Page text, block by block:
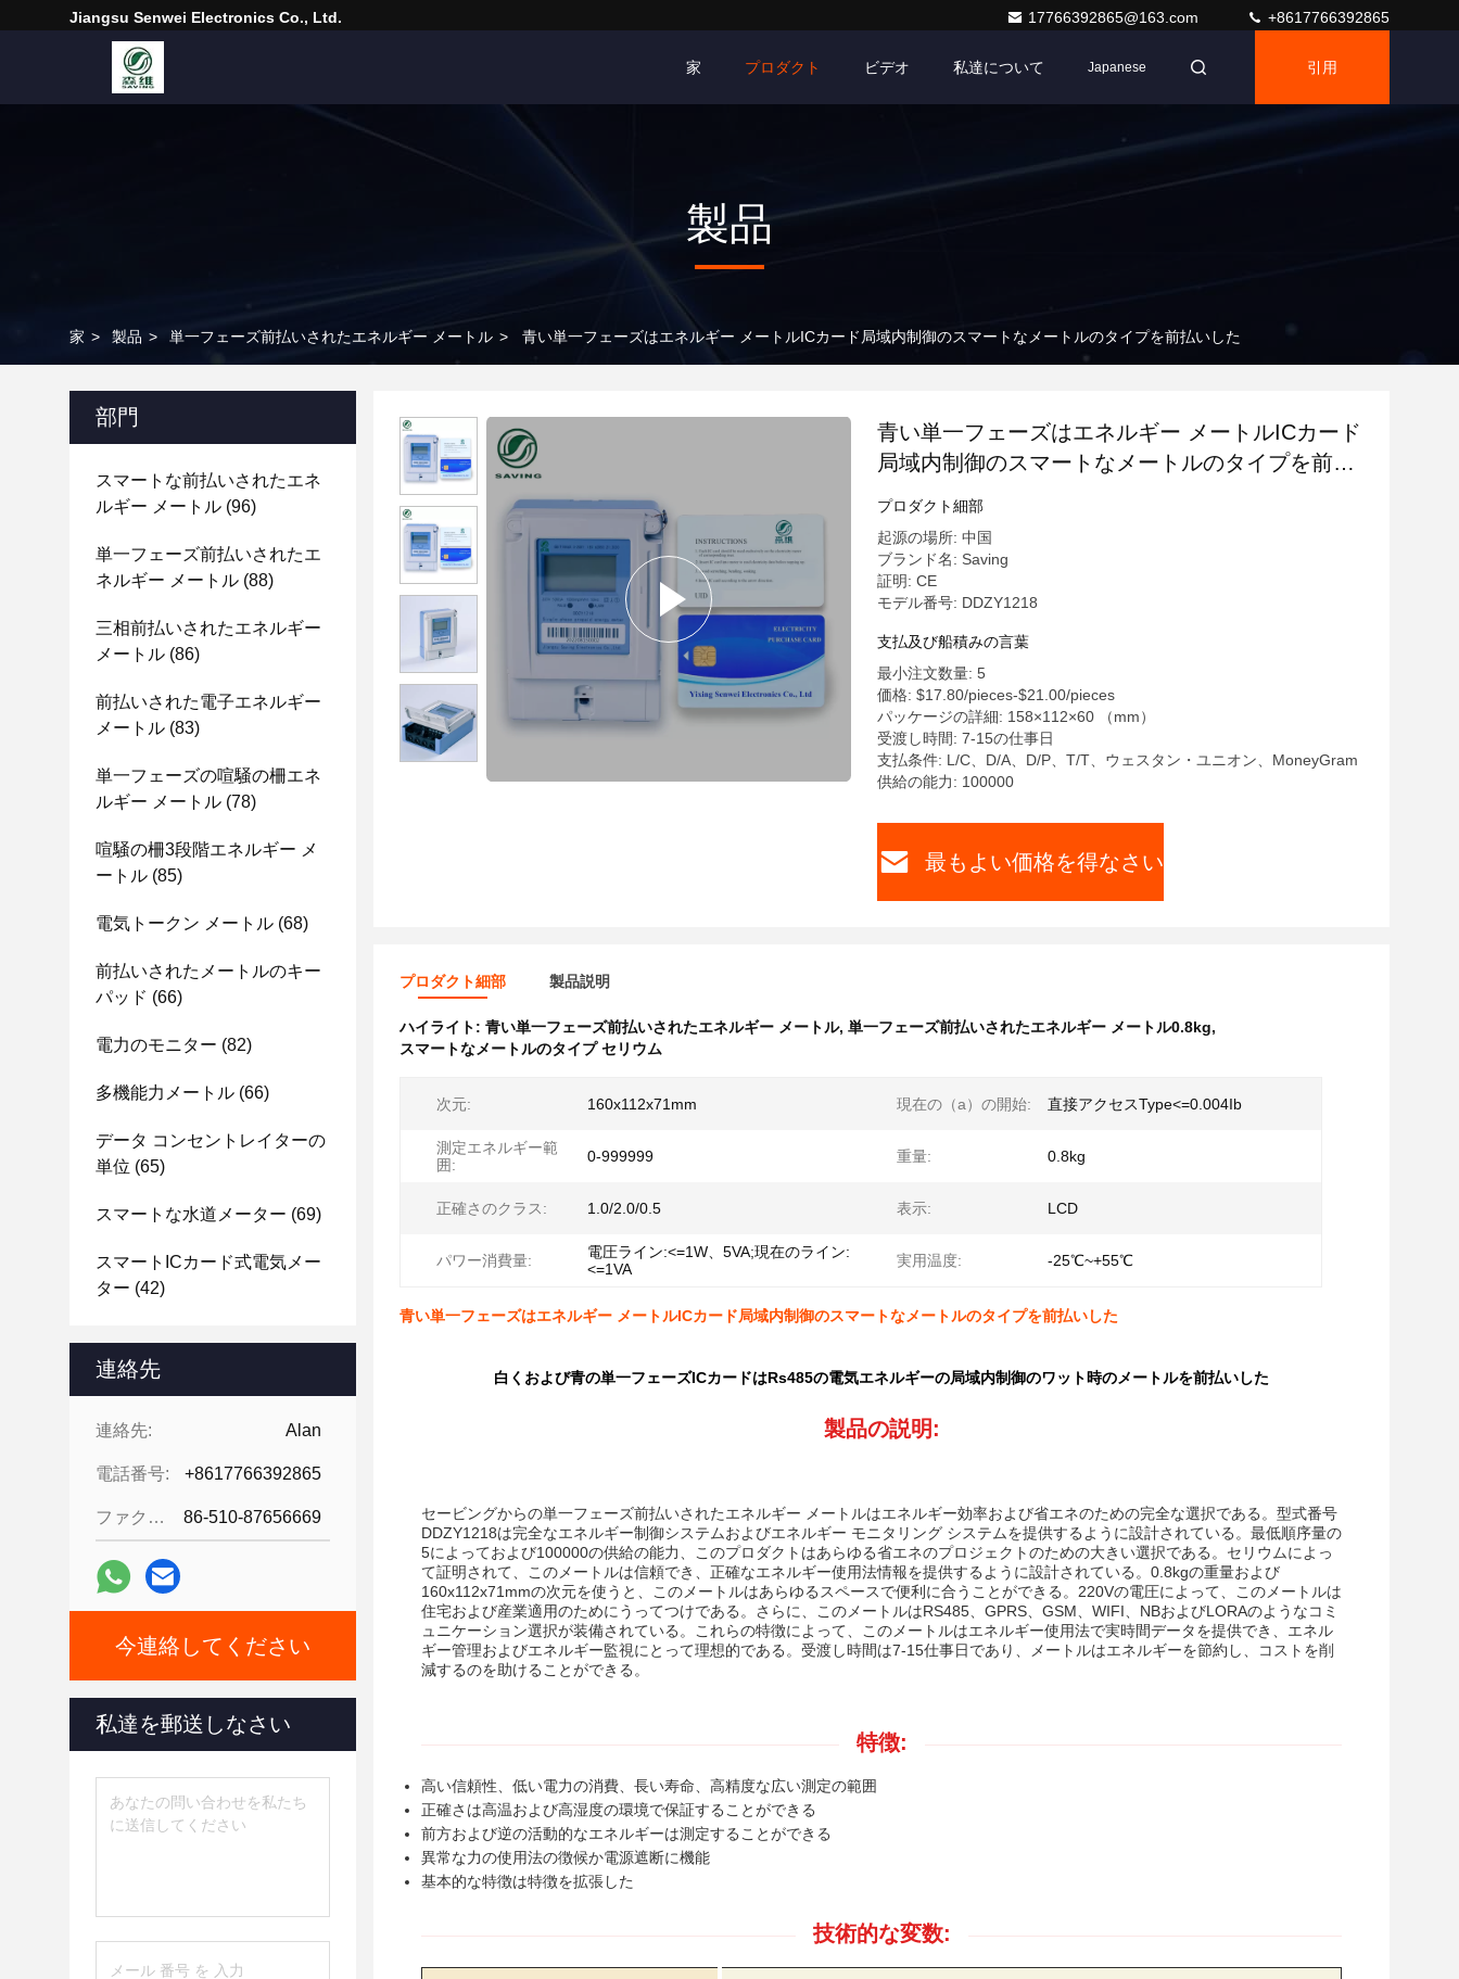
Jiangsu Senwei Electronics Co., Ltd. 17766392865@163.com +8617766392865
家 プロダクト ビデオ 私達について Japanese 引用
製品
家 > 製品 > 単一フェーズ前払いされたエネルギー メートル > 青い単一フェーズはエネルギー メートルICカード局域内制御のスマートなメートルのタイプを前払いした
部門
スマートな前払いされたエネ
ルギー メートル (96)
単一フェーズ前払いされたエ
ネルギー メートル (88)
三相前払いされたエネルギー
メートル (86)
前払いされた電子エネルギー
メートル (83)
単一フェーズの喧騒の柵エネ
ルギー メートル (78)
喧騒の柵3段階エネルギー メ
ートル (85)
電気トークン メートル (68)
前払いされたメートルのキー
パッド (66)
電力のモニター (82)
多機能力メートル (66)
データ コンセントレイターの
単位 (65)
スマートな水道メーター (69)
スマートICカード式電気メー
ター (42)
連絡先
連絡先: Alan
電話番号: +8617766392865
ファクシミリ: 86-510-87656669
今連絡してください
私達を郵送しなさい
青い単一フェーズはエネルギー メートルICカード
局域内制御のスマートなメートルのタイプを前払
いした
プロダクト細部
起源の場所: 中国
ブランド名: Saving
証明: CE
モデル番号: DDZY1218
支払及び船積みの言葉
最小注文数量: 5
価格: $17.80/pieces-$21.00/pieces
パッケージの詳細: 158×112×60 （mm）
受渡し時間: 7-15の仕事日
支払条件: L/C、D/A、D/P、T/T、ウェスタン・ユニオン、MoneyGram
供給の能力: 100000
最もよい価格を得なさい
プロダクト細部 製品説明
ハイライト: 青い単一フェーズ前払いされたエネルギー メートル, 単一フェーズ前払いされたエネルギー メートル0.8kg,
スマートなメートルのタイプ セリウム
次元: 160x112x71mm 現在の（a）の開始: 直接アクセスType<=0.004Ib
測定エネルギー範
囲:
0-999999 重量: 0.8kg
正確さのクラス: 1.0/2.0/0.5 表示: LCD
パワー消費量:
電圧ライン:<=1W、5VA;現在のライン:
<=1VA
実用温度: -25℃~+55℃
青い単一フェーズはエネルギー メートルICカード局域内制御のスマートなメートルのタイプを前払いした
白くおよび青の単一フェーズICカードはRs485の電気エネルギーの局域内制御のワット時のメートルを前払いした
製品の説明:
セービングからの単一フェーズ前払いされたエネルギー メートルはエネルギー効率および省エネのための完全な選択である。型式番号
DDZY1218は完全なエネルギー制御システムおよびエネルギー モニタリング システムを提供するように設計されている。最低順序量の
5によっておよび100000の供給の能力、このプロダクトはあらゆる省エネのプロジェクトのための大きい選択である。セリウムによっ
て証明されて、このメートルは信頼でき、正確なエネルギー使用法情報を提供するように設計されている。0.8kgの重量および
160x112x71mmの次元を使うと、このメートルはあらゆるスペースで便利に合うことができる。220Vの電圧によって、このメートルは
住宅および産業適用のためにうってつけである。さらに、このメートルはRS485、GPRS、GSM、WIFI、NBおよびLORAのようなコミ
ュニケーション選択が装備されている。これらの特徴によって、このメートルはエネルギー使用法で実時間データを提供でき、エネル
ギー管理およびエネルギー監視にとって理想的である。受渡し時間は7-15仕事日であり、メートルはエネルギーを節約し、コストを削
減するのを助けることができる。
特徴:
高い信頼性、低い電力の消費、長い寿命、高精度な広い測定の範囲
正確さは高温および高湿度の環境で保証することができる
前方および逆の活動的なエネルギーは測定することができる
異常な力の使用法の徴候か電源遮断に機能
基本的な特徴は特徴を拡張した
技術的な変数: